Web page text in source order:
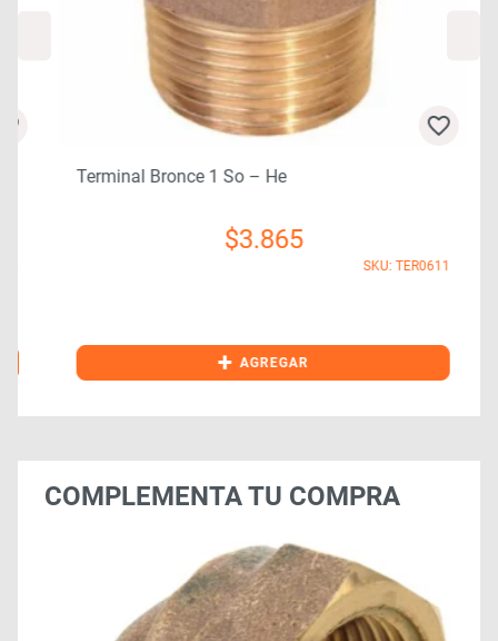
Terminal Bronce 1 So – He
3.865
SKU: TER0611
+ AGREGAR
COMPLEMENTA TU COMPRA